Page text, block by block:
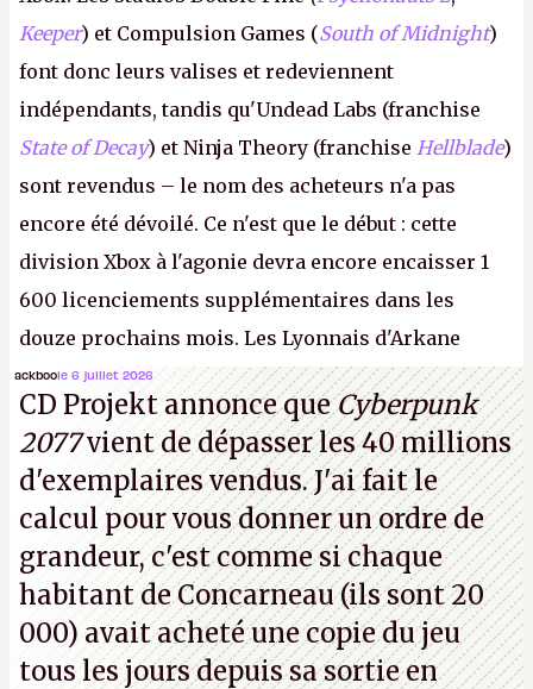
Keeper) et Compulsion Games (South of Midnight)
font donc leurs valises et redeviennent
indépendants, tandis qu'Undead Labs (franchise
State of Decay) et Ninja Theory (franchise Hellblade)
sont revendus – le nom des acheteurs n'a pas
encore été dévoilé. Ce n'est que le début : cette
division Xbox à l'agonie devra encore encaisser 1
600 licenciements supplémentaires dans les
douze prochains mois. Les Lyonnais d'Arkane
(Dishonored, Deathloop) pourraient faire partie des
prochaines victimes, puisque Microsoft a confirmé
vouloir se séparer du studio.A.
ackboole 6 juillet 2026
CD Projekt annonce queCyberpunk
2077vient de dépasser les 40 millions
d'exemplaires vendus. J'ai fait le
calcul pour vous donner un ordre de
grandeur, c'est comme si chaque
habitant de Concarneau (ils sont 20
000) avait acheté une copie du jeu
tous les jours depuis sa sortie en